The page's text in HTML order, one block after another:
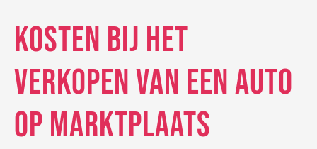
Kosten bij het
Verkopen van een Auto
op Marktplaats